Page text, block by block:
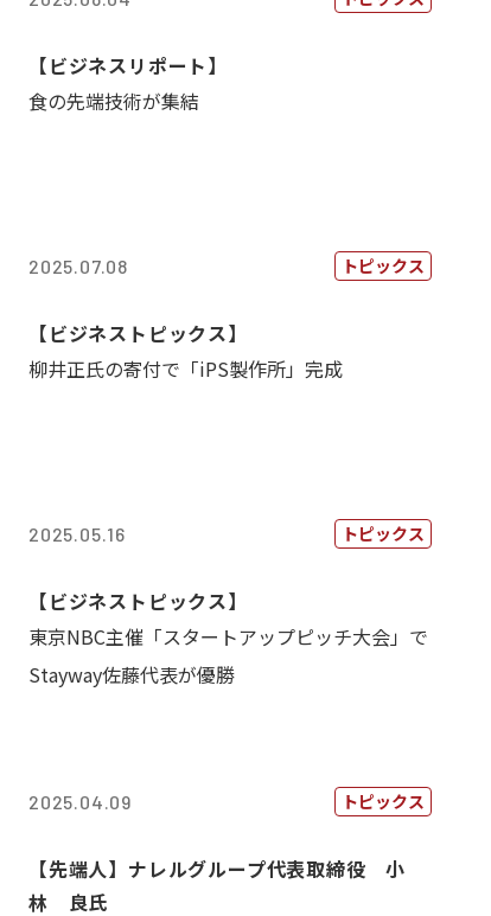
【ビジネスリポート】
食の先端技術が集結
2025.07.08 トピックス
【ビジネストピックス】
柳井正氏の寄付で「iPS製作所」完成
2025.05.16 トピックス
【ビジネストピックス】
東京NBC主催「スタートアップピッチ大会」で
Stayway佐藤代表が優勝
2025.04.09 トピックス
【先端人】ナレルグループ代表取締役 小
林 良氏